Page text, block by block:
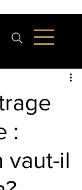
:
vaut-il